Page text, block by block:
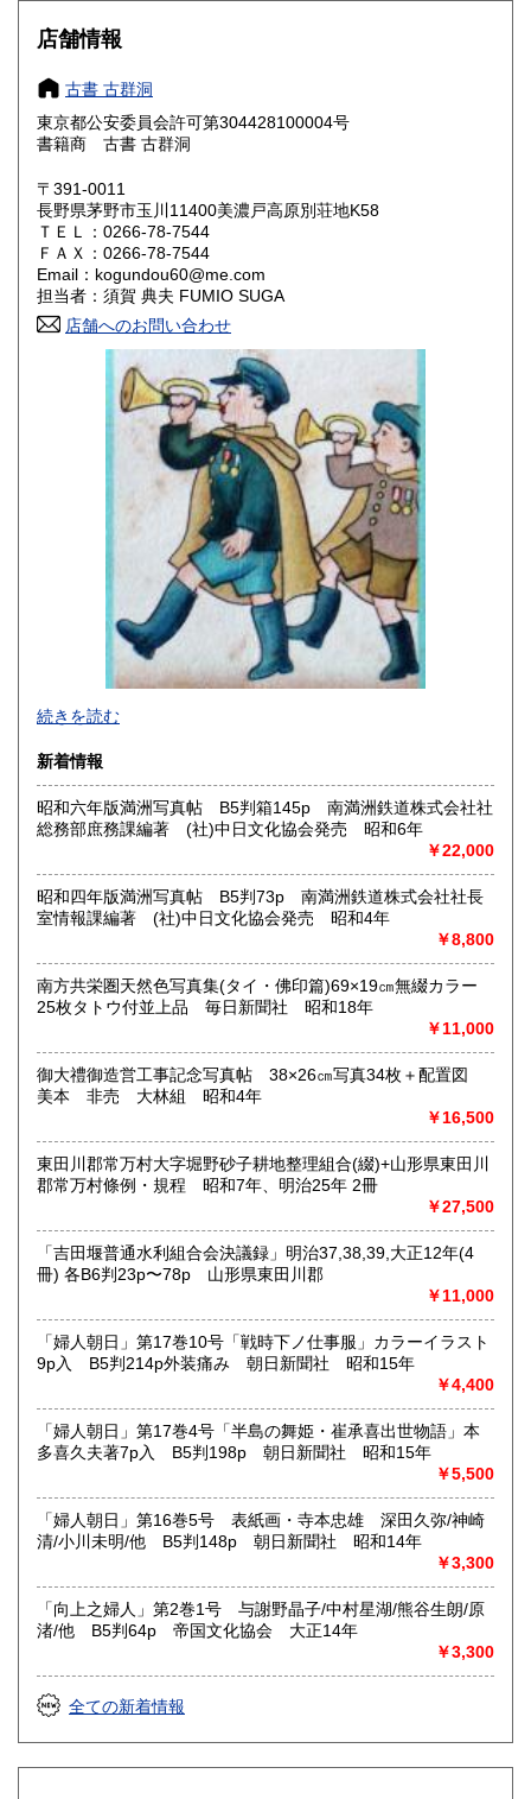
大阪府
奈良県
鳥取県
岡山県 430円 広島県
山口県 430円
香川県
430円 福岡県
430円 長崎県
430円 大分県
430円 鹿児島県
430円
店舗情報
古書 古群洞
東京都公安委員会許可第304428100004号
書籍商 古書 古群洞
〒391-0011
長野県茅野市玉川11400美濃戸高原別荘地K58
ＴＥＬ：0266-78-7544
ＦＡＸ：0266-78-7544
Email：kogundou60@me.com
担当者：須賀 典夫 FUMIO SUGA
店舗へのお問い合わせ
2026年で創業45年目になります。
沿線名：(無店舗)
最寄駅：(無店舗)
営業時間：10:00〜18:00
書籍の買取について
取り扱い分野
古典籍、近代文献、趣味、サブカルチャー、古書一般（その
和本・開拓/植民資料・戦時資料・文学一般・詩歌句集・児童
書 ・児童資料・芸能/サブカル・広告資料・ポスター・版画/
刷り物 ・絵葉書・双六・地図/鳥瞰図
続きを読む
新着情報
昭和六年版満洲写真帖 B5判箱145p 南満洲鉄道株式会社社
総務部庶務課編著 (社)中日文化協会発売 昭和6年
￥22,000
昭和四年版満洲写真帖 B5判73p 南満洲鉄道株式会社社長
室情報課編著 (社)中日文化協会発売 昭和4年
￥8,800
南方共栄圏天然色写真集(タイ・佛印篇)69×19㎝無綴カラー
25枚タトウ付並上品 毎日新聞社 昭和18年
￥11,000
御大禮御造営工事記念写真帖 38×26㎝写真34枚＋配置図
美本 非売 大林組 昭和4年
￥16,500
東田川郡常万村大字堀野砂子耕地整理組合(綴)+山形県東田川
郡常万村條例・規程 昭和7年、明治25年 2冊
￥27,500
「吉田堰普通水利組合会決議録」明治37,38,39,大正12年(4
冊) 各B6判23p〜78p 山形県東田川郡
￥11,000
「婦人朝日」第17巻10号「戦時下ノ仕事服」カラーイラスト
9p入 B5判214p外装痛み 朝日新聞社 昭和15年
￥4,400
「婦人朝日」第17巻4号「半島の舞姫・崔承喜出世物語」本
多喜久夫著7p入 B5判198p 朝日新聞社 昭和15年
￥5,500
「婦人朝日」第16巻5号 表紙画・寺本忠雄 深田久弥/神崎
清/小川未明/他 B5判148p 朝日新聞社 昭和14年
￥3,300
「向上之婦人」第2巻1号 与謝野晶子/中村星湖/熊谷生朗/原
渚/他 B5判64p 帝国文化協会 大正14年
￥3,300
全ての新着情報